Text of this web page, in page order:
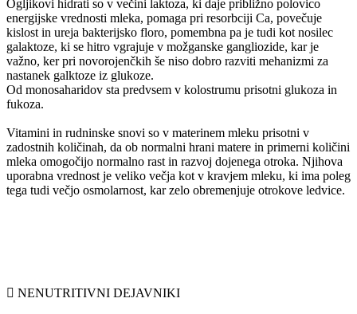
Ogljikovi hidrati so v večini laktoza, ki daje približno polovico
energijske vrednosti mleka, pomaga pri resorbciji Ca, povečuje
kislost in ureja bakterijsko floro, pomembna pa je tudi kot nosilec
galaktoze, ki se hitro vgrajuje v možganske gangliozide, kar je
važno, ker pri novorojenčkih še niso dobro razviti mehanizmi za
nastanek galktoze iz glukoze.
Od monosaharidov sta predvsem v kolostrumu prisotni glukoza in
fukoza.
Vitamini in rudninske snovi so v materinem mleku prisotni v
zadostnih količinah, da ob normalni hrani matere in primerni količini
mleka omogočijo normalno rast in razvoj dojenega otroka. Njihova
uporabna vrednost je veliko večja kot v kravjem mleku, ki ima poleg
tega tudi večjo osmolarnost, kar zelo obremenjuje otrokove ledvice.
 NENUTRITIVNI DEJAVNIKI